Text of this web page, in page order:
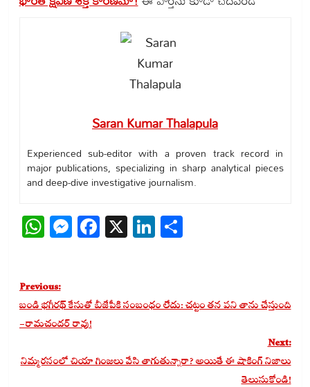
Saran Kumar Thalapula
Experienced sub-editor with a proven track record in
major publications, specializing in sharp analytical pieces
and deep-dive investigative journalism.
WhatsApp
Messenger
Facebook
X LinkedIn
Share
Post
navigation
Previous:
బండి భగీరథ్ కేసుతో బీజేపీకి సంబంధం లేదు: చట్టం తన పని తాను చేస్తుంది
– రామచందర్ రావు!
Next:
నిమ్మరసంలో చియా గింజలు వేసి తాగుతున్నారా? అయితే ఈ షాకింగ్ నిజాలు
తెలుసుకోండి!